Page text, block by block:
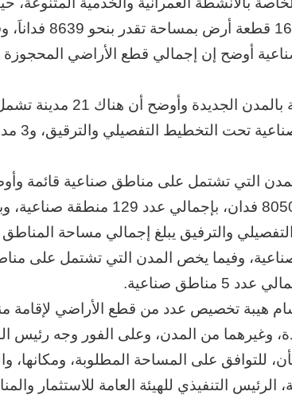
قطع الأراضي المحجوزة بلغ
كما استعرض المناطق
13
التي تشتمل على مناطق صناعية قائمة
المناطق الصناعية يقدر بنحو 80500
عدد 16 منطقة صناعية، وفيما يخص المدن التي تشتمل
هيبة تخصيص عدد من قطع الأراضي لإقامة
وغيرهما من المدن، وعلى الفور وجه رئيس
للتوافق على المساحة المطلوبة،
التنفيذي للهيئة العامة للاستثمار
وكالة الـ CIA و ٢٣ يوليو.. سبعون عاماً من المراقبة
الحرب
والضربة
القاضية
(٣)
منذ 3 أيام